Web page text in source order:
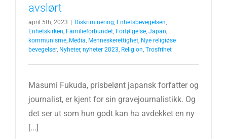
avslørt
april 5th, 2023 Diskriminering, Enhetsbevegelsen,
Enhetskirken, Familieforbundet, Forfølgelse, Japan,
kommunisme, Media, Menneskerettighet, Nye religiøse
bevegelser, Nyheter, nyheter 2023, Religion, Trosfrihet
Masumi Fukuda, prisbelønt japansk forfatter og
journalist, er kjent for sin gravejournalistikk. Og
det ser ut som hun godt kan ha avdekket en ny
[...]